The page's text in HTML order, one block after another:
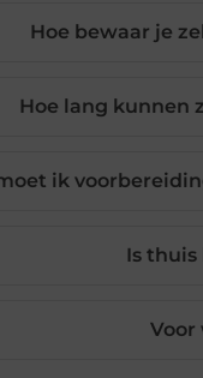
Hoe bewaar je
Hoe lang kunnen
ik
Is
Voor